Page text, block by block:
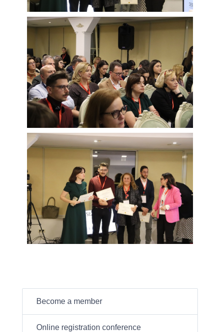
Become a member
Online registration conference